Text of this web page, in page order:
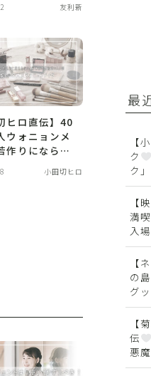
友利新
ヒロ直伝】40
ウォニョンメ
作りにならな
＆テクニック
小田切ヒロ
最
【
ク
ク
【
満
入
【
の
グ
【
伝
悪